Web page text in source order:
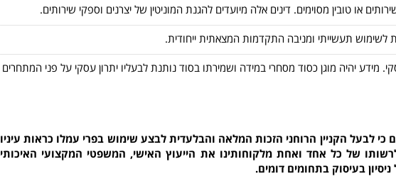
או טובין מסוימים. דינים אלה מיועדים להגנת המוניטין של יצרנים וספקי שירותים.
לשימוש תעשייתי ומניבה התקדמות המצאתית ייחודית.
מידע יהיה מוגן כסוד מסחרי במידה ושמירתו בסוד נותנת לבעליו יתרון עסקי על פני המתחרים
כי לבעל הקניין הרוחני הזכות המלאה והבלעדית לבצע שימוש בפרי עמלו כראות עיניו
של כל אחד ואחת מלקוחותינו את הייעוץ האישי, המשפטי המקצועי האיכותי
בעיסוק בתחומים דומים.